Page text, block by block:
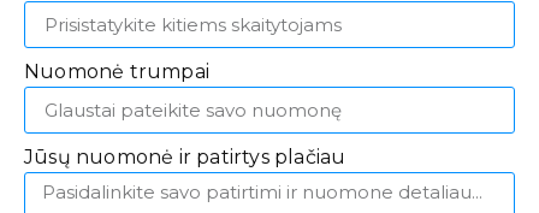
Nuomonė trumpai
Jūsų nuomonė ir patirtys plačiau